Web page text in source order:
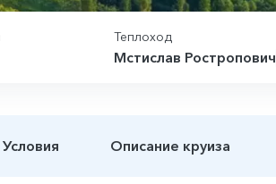
Теплоход
Мстислав Ростропович
Условия Описание круиза